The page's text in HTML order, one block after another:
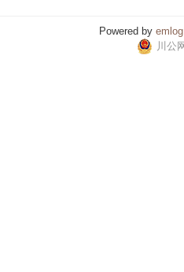
Powered by emlog
川公